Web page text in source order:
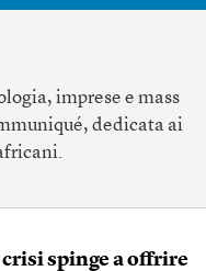
imprese e mass
dedicata ai
spinge a offrire